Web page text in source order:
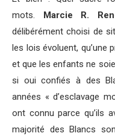
mots. Marcie R.
délibérément choisi de
les lois évoluent, qu’une
et que les enfants ne
si oui confiés à des
années « d’esclavage
ont connu parce qu’ils
majorité des Blancs